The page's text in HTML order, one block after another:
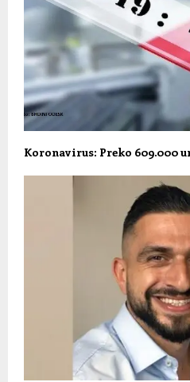
Koronavirus: Preko 609.000